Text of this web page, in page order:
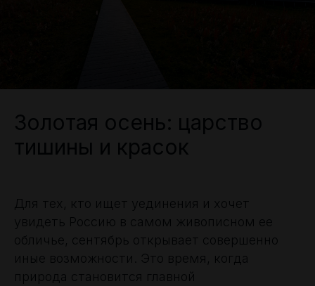
Золотая осень: царство
тишины и красок
Для тех, кто ищет уединения и хочет
увидеть Россию в самом живописном ее
обличье, сентябрь открывает совершенно
иные возможности. Это время, когда
природа становится главной